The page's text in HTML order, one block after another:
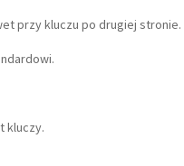
przy kluczu po drugiej stronie.
kluczy.